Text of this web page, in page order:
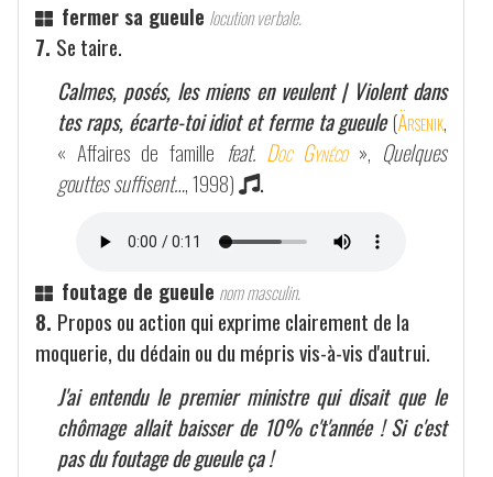
fermer sa gueule locution verbale.
7. Se taire.
Calmes, posés, les miens en veulent | Violent dans
tes raps, écarte-toi idiot et ferme ta gueule (Ärsenik,
« Affaires de famille feat. Doc Gynéco», Quelques
gouttes suffisent…, 1998) .
foutage de gueule nom masculin.
8. Propos ou action qui exprime clairement de la
moquerie, du dédain ou du mépris vis-à-vis d'autrui.
J'ai entendu le premier ministre qui disait que le
chômage allait baisser de 10% c't'année ! Si c'est
pas du foutage de gueule ça !